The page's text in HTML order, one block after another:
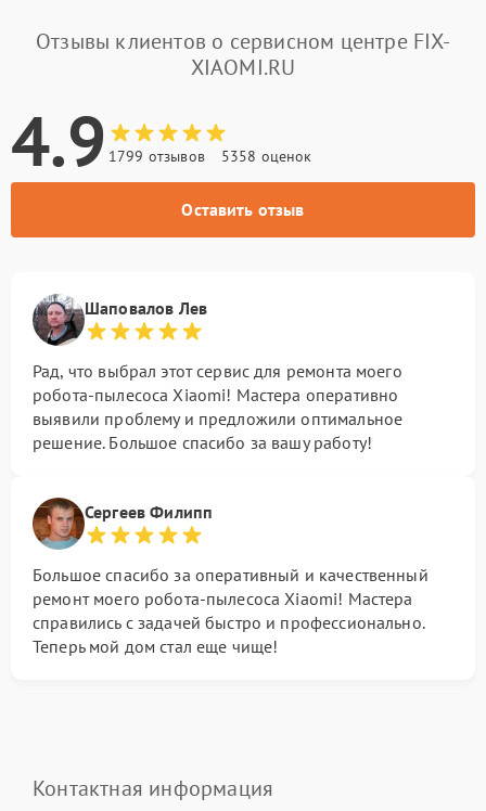
Отзывы клиентов о сервисном центре FIX-
XIAOMI.RU
4.9 1799 отзывов 5358 оценок
Оставить отзыв
Шаповалов Лев
Рад, что выбрал этот сервис для ремонта моего
робота-пылесоса Xiaomi! Мастера оперативно
выявили проблему и предложили оптимальное
решение. Большое спасибо за вашу работу!
Сергеев Филипп
Большое спасибо за оперативный и качественный
ремонт моего робота-пылесоса Xiaomi! Мастера
справились с задачей быстро и профессионально.
Теперь мой дом стал еще чище!
Контактная информация